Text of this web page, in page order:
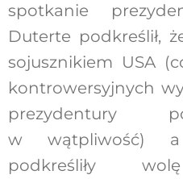
spotkanie
Duterte podkreślił,
sojusznikiem USA
kontrowersyjnych
prezydentury
w wątpliwość)
podkreśliły